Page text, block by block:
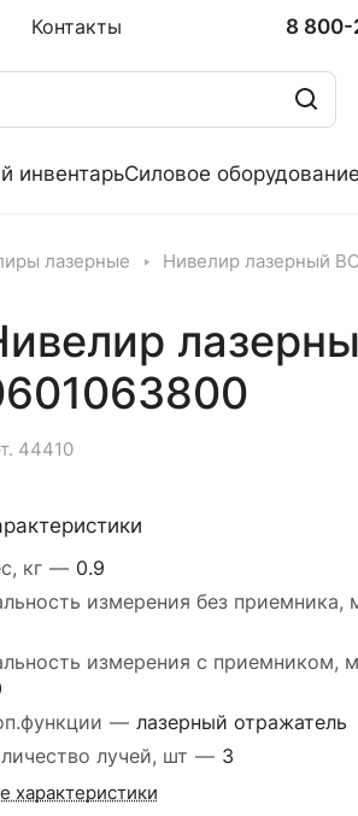
Контакты 8
инвентарьСиловое оборудование
лазерные Нивелир лазерный
44410
кг — 0.9
измерения без приемника,
измерения с приемником, м
— лазерный отражатель
лучей, шт — 3
характеристики